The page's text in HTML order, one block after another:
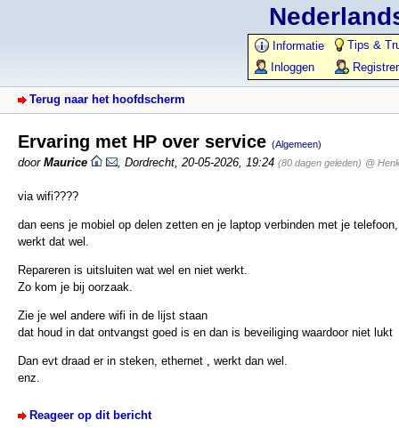
Informatie
Tips &
Inloggen
Terug naar het hoofdscherm
Ervaring met HP over service (Algemeen)
door Maurice Dordrecht 20-05-2026, 19:24 (80 dagen geleden) @
via wifi????
dan eens je mobiel op delen zetten en je laptop verbinden met je telefoon,
werkt dat wel.
Repareren is uitsluiten wat wel en niet werkt.
Zo kom je bij oorzaak.
Zie je wel andere wifi in de lijst staan
dat houd in dat ontvangst goed is en dan is beveiliging waardoor niet lukt
Dan evt draad er in steken, ethernet , werkt dan wel.
enz.
Reageer op dit bericht